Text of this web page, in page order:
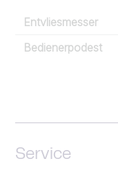
Entvliesmesser
Bedienerpodest
Service